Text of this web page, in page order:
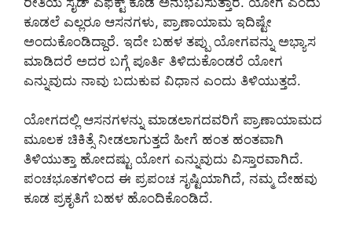
ಕೂಡಲೆ ಎಲ್ಲರೂ ಆಸನಗಳು, ಪ್ರಾಣಾಯಾಮ ಇದಿಷ್ಟೇ
ಅಂದುಕೊಂಡಿದ್ದಾರೆ. ಇದೇ ಬಹಳ ತಪ್ಪು ಯೋಗವನ್ನು ಅಭ್ಯಾಸ
ಮಾಡಿದರೆ ಅದರ ಬಗ್ಗೆ ಪೂರ್ತಿ ತಿಳಿದುಕೊಂಡರೆ ಯೋಗ
ಎನ್ನುವುದು ನಾವು ಬದುಕುವ ವಿಧಾನ ಎಂದು ತಿಳಿಯುತ್ತದೆ.
ಯೋಗದಲ್ಲಿ ಆಸನಗಳನ್ನು ಮಾಡಲಾಗದವರಿಗೆ ಪ್ರಾಣಾಯಾಮದ
ಮೂಲಕ ಚಿಕಿತ್ಸೆ ನೀಡಲಾಗುತ್ತದೆ ಹೀಗೆ ಹಂತ ಹಂತವಾಗಿ
ತಿಳಿಯುತ್ತಾ ಹೋದಷ್ಟು ಯೋಗ ಎನ್ನುವುದು ವಿಸ್ತಾರವಾಗಿದೆ.
ಪಂಚಭೂತಗಳಿಂದ ಈ ಪ್ರಪಂಚ ಸೃಷ್ಟಿಯಾಗಿದೆ, ನಮ್ಮ ದೇಹವು
ಕೂಡ ಪ್ರಕೃತಿಗೆ ಬಹಳ ಹೊಂದಿಕೊಂಡಿದೆ.